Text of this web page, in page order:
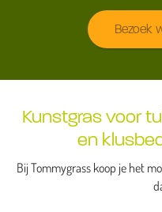
Bezoek
Kunstgras voor
en
Bij Tommygrass koop je het